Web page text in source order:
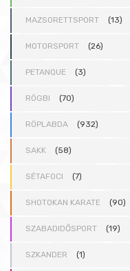
MAZSORETTSPORT (13)
MOTORSPORT (26)
PETANQUE (3)
RÖGBI (70)
RÖPLABDA (932)
SAKK (58)
SÉTAFOCI (7)
SHOTOKAN KARATE (90)
SZABADIDŐSPORT (19)
SZKANDER (1)